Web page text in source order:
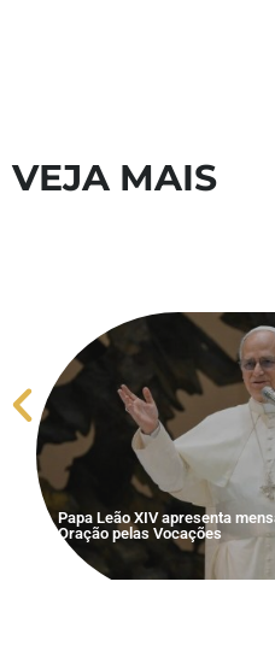
VEJA MAIS
Papa Leão XIV apresenta
Oração pelas Vocações